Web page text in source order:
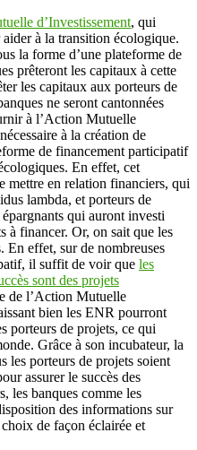
d’Investissement, qui
à la transition écologique.
la forme d’une plateforme de
prêteront les capitaux à cette
les capitaux aux porteurs de
ne seront cantonnées
à l’Action Mutuelle
à la création de
de financement participatif
En effet, cet
mettre en relation financiers, qui
lambda, et porteurs de
qui auront investi
à financer. Or, on sait que les
En effet, sur de nombreuses
il suffit de voir que les
sont des projets
de l’Action Mutuelle
bien les ENR pourront
porteurs de projets, ce qui
Grâce à son incubateur, la
les porteurs de projets soient
assurer le succès des
les banques comme les
des informations sur
de façon éclairée et